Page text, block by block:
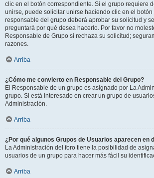
clic en el botón correspondiente. Si el grupo requiere
unirse, puede solicitar unirse haciendo clic en el botón
responsable del grupo deberá aprobar su solicitud y
preguntará por qué desea hacerlo. Por favor no
Responsable de Grupo si rechaza su solicitud;
razones.
Arriba
¿Cómo me convierto en Responsable del Grupo?
El Responsable de un grupo es asignado por La
grupo. Si está interesado en crear un grupo de
Administración.
Arriba
¿Por qué algunos Grupos de Usuarios aparecen en
La Administración del foro tiene la posibilidad de
usuarios de un grupo para hacer más fácil su
Arriba